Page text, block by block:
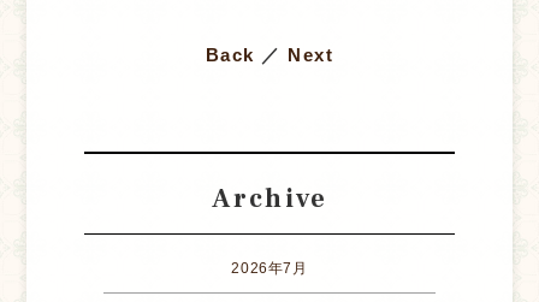
Back ／ Next
Archive
2026年7月